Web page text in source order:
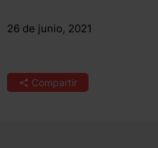
26 de junio, 2021
Compartir